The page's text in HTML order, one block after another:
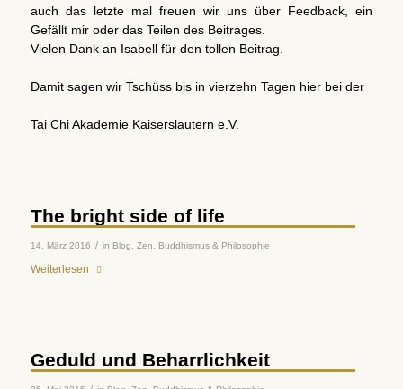
auch das letzte mal freuen wir uns über Feedback, ein
Gefällt mir oder das Teilen des Beitrages.
Vielen Dank an Isabell für den tollen Beitrag.
Damit sagen wir Tschüss bis in vierzehn Tagen hier bei der
Tai Chi Akademie Kaiserslautern e.V.
The bright side of life
14. März 2016 / in Blog Zen, Buddhismus & Philosophie
Weiterlesen
Geduld und Beharrlichkeit